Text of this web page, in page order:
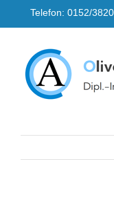
to
content
Telefon: 0152/